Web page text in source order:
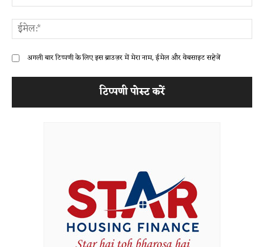
अगली बार टिप्पणी के लिए इस ब्राउज़र में मेरा नाम, ईमेल और वेबसाइट सहेजें